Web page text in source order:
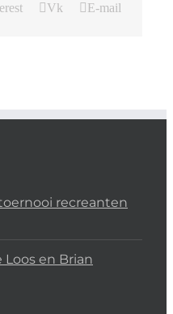
Vk E-mail
recreanten
Loos en Brian